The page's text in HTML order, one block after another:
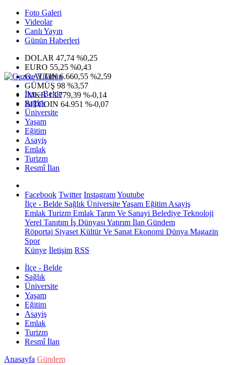
Foto Galeri
Videolar
Canlı Yayın
Günün Haberleri
DOLAR 47,74 %0,25
EURO 55,25 %0,43
G.ALTIN6.660,55 %2,59
GÜMÜŞ 98 %3,57
IMKB13.779,39 %-0,14
BITCOIN 64.951 %-0,07
İlçe - Belde
Sağlık
Üniversite
Yaşam
Eğitim
Asayiş
Emlak
Turizm
Resmî İlan
Facebook Twitter InstagramYoutube
İlçe - Belde Sağlık ÜniversiteYaşam Eğitim Asayiş
Emlak Turizm Emlak Tarım Ve Sanayi Belediye Teknoloji
Yerel Tanıtım İş Dünyası Yatırım İlan Gündem
Röportaj Siyaset Kültür Ve Sanat Ekonomi Dünya Magazin
Spor
Künye İletişim RSS
İlçe - Belde
Sağlık
Üniversite
Yaşam
Eğitim
Asayiş
Emlak
Turizm
Resmî İlan
Anasayfa Gündem